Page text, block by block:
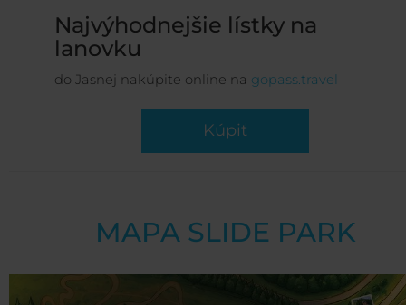
Najvýhodnejšie lístky na
lanovku
do Jasnej nakúpite online na gopass.travel
Kúpiť
MAPA SLIDE PARK